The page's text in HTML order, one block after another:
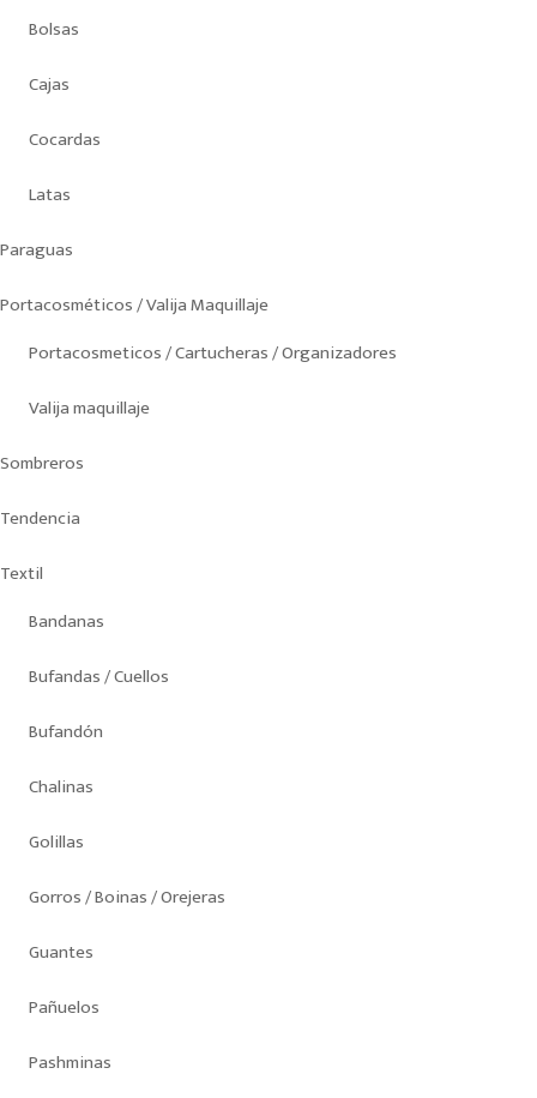
Bolsas
Cajas
Cocardas
Latas
Paraguas
Portacosméticos / Valija Maquillaje
Portacosmeticos / Cartucheras / Organizadores
Valija maquillaje
Sombreros
Tendencia
Textil
Bandanas
Bufandas / Cuellos
Bufandón
Chalinas
Golillas
Gorros / Boinas / Orejeras
Guantes
Pañuelos
Pashminas